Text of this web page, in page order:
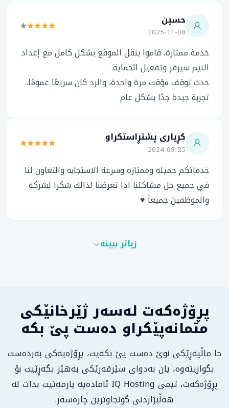
حسين
2025-11-08
خدمة ممتازة، قاموا بنقل الموقع بشكل كامل مع إعداد
النيم سيرفر وتفعيل الحماية.
حدث توقف مؤقت مرة واحدة، والرد كان سريعًا عمومًا.
تجربة جيدة جدًا بشكل عام
کڕیاری پشتڕاستکراو
2024-09-25
خدماتكم جميله وممتازه وسرعة الاستجابه والتعاون لنا
في جميع حل مشاكلنا اذا تعرضنا لذالك شكرا لشركه
والموظفين جميعاَ ♥
زیاتر ببینە
پڕۆژەکەت لەسەر ژێرخانێکی
متمانەپێکراو دەست پێ بکە
جا ماڵپەڕێکی نوێ دەست پێ بکەیت، پڕۆژەیەکی بەردەست
بگوازیتەوە، یان بەدوای سێرڤەرێکی بەهێز بگەڕێیت بۆ
پڕۆژەکەت، تیمی IQ Hosting ئامادەیە یارمەتیت بدات لە
هەڵبژاردنی گونجاوترین چارەسەر.